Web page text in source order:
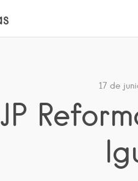
17 de
JP